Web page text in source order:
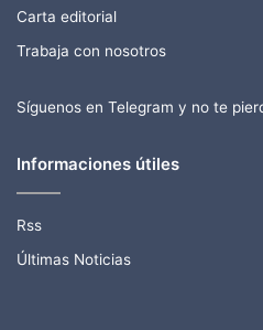
Carta editorial
Trabaja con nosotros
Síguenos en Telegram y no te
Informaciones útiles
Rss
Últimas Noticias